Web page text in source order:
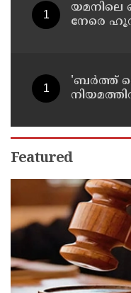
നേരെ
'ബർത്ത്
Featured